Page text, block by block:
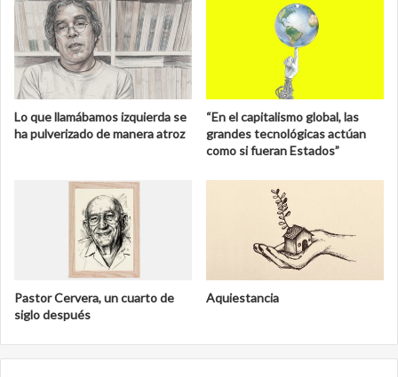
Lo que llamábamos izquierda se
ha pulverizado de manera atroz
“En el capitalismo global, las
grandes tecnológicas actúan
como si fueran Estados”
Pastor Cervera, un cuarto de
siglo después
Aquiestancia